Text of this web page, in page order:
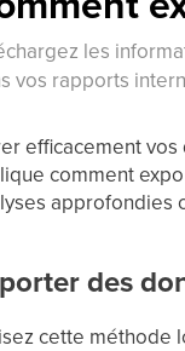
les
vos rapports
efficacement
comment
approfondies
des
cette méthode